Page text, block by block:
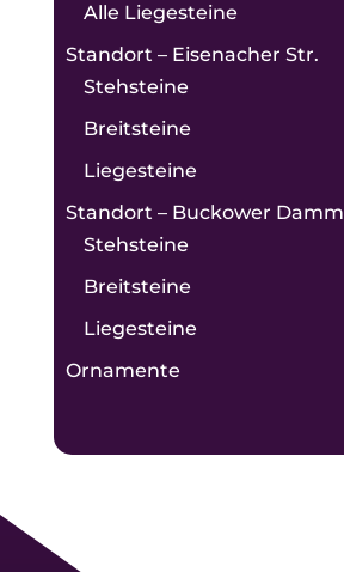
Alle Liegesteine
Standort – Eisenacher Str.
Stehsteine
Breitsteine
Liegesteine
Standort – Buckower Damm
Stehsteine
Breitsteine
Liegesteine
Ornamente